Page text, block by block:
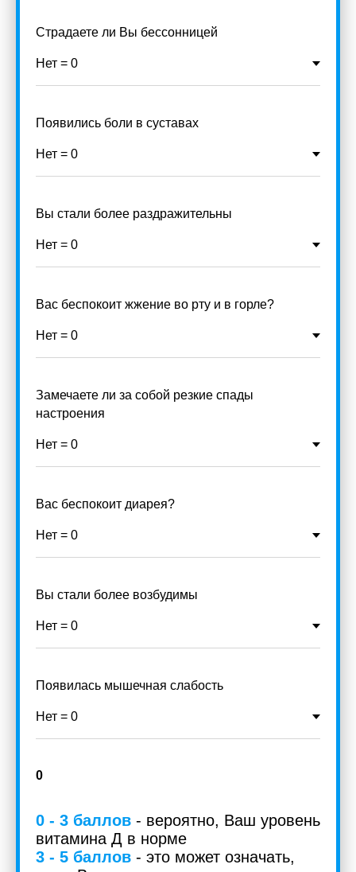
Страдаете ли Вы бессонницей
Появились боли в суставах
Вы стали более раздражительны
Вас беспокоит жжение во рту и в горле?
Замечаете ли за собой резкие спады
настроения
Вас беспокоит диарея?
Вы стали более возбудимы
Появилась мышечная слабость
0
0 - 3 баллов - вероятно, Ваш уровень
витамина Д в норме
3 - 5 баллов - это может означать,